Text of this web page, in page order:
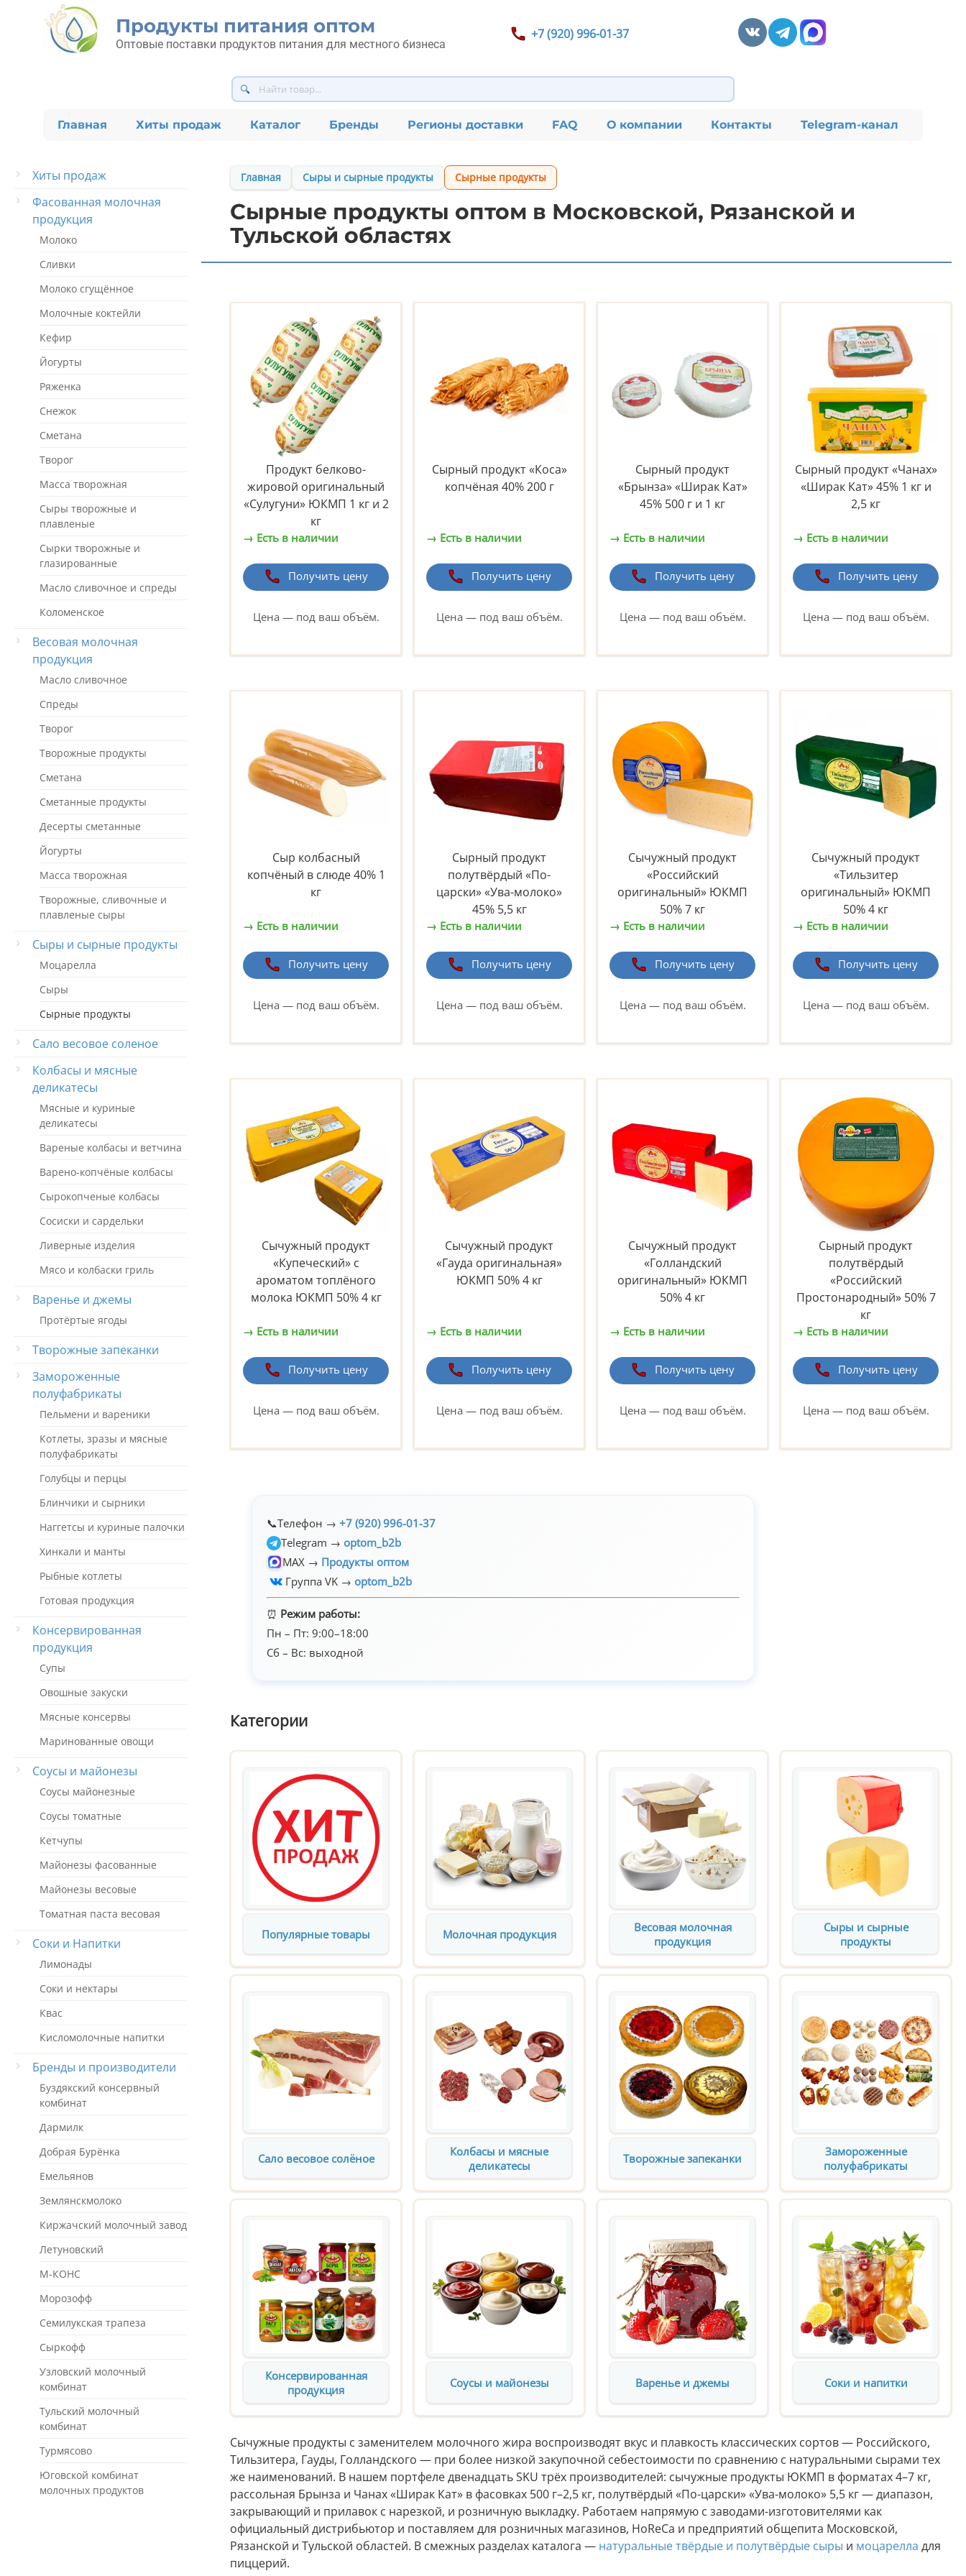
Продукты питания оптом
Оптовые поставки продуктов питания для местного бизнеса
+7 (920) 996-01-37
🔍
Главная Хиты продаж Каталог Бренды Регионы доставки FAQ О компании Контакты Telegram-канал
Главная Сыры и сырные продукты Сырные продукты
Сырные продукты оптом в Московской, Рязанской и
Тульской областях
Продукт белково-
жировой оригинальный
«Сулугуни» ЮКМП 1 кг и 2
кг
→ Есть в наличии
Получить цену
Цена — под ваш объём.
Сырный продукт «Коса»
копчёная 40% 200 г
→ Есть в наличии
Получить цену
Цена — под ваш объём.
Сырный продукт
«Брынза» «Ширак Кат»
45% 500 г и 1 кг
→ Есть в наличии
Получить цену
Цена — под ваш объём.
Сырный продукт «Чанах»
«Ширак Кат» 45% 1 кг и
2,5 кг
→ Есть в наличии
Получить цену
Цена — под ваш объём.
Сыр колбасный
копчёный в слюде 40% 1
кг
→ Есть в наличии
Получить цену
Цена — под ваш объём.
Сырный продукт
полутвёрдый «По-
царски» «Ува-молоко»
45% 5,5 кг
→ Есть в наличии
Получить цену
Цена — под ваш объём.
Сычужный продукт
«Российский
оригинальный» ЮКМП
50% 7 кг
→ Есть в наличии
Получить цену
Цена — под ваш объём.
Сычужный продукт
«Тильзитер
оригинальный» ЮКМП
50% 4 кг
→ Есть в наличии
Получить цену
Цена — под ваш объём.
Сычужный продукт
«Купеческий» с
ароматом топлёного
молока ЮКМП 50% 4 кг
→ Есть в наличии
Получить цену
Цена — под ваш объём.
Сычужный продукт
«Гауда оригинальная»
ЮКМП 50% 4 кг
→ Есть в наличии
Получить цену
Цена — под ваш объём.
Сычужный продукт
«Голландский
оригинальный» ЮКМП
50% 4 кг
→ Есть в наличии
Получить цену
Цена — под ваш объём.
Сырный продукт
полутвёрдый
«Российский
Простонародный» 50% 7
кг
→ Есть в наличии
Получить цену
Цена — под ваш объём.
📞Телефон → +7 (920) 996-01-37
Telegram → optom_b2b
MAX → Продукты оптом
Группа VK → optom_b2b
⏰ Режим работы:
Пн – Пт: 9:00–18:00
Сб – Вс: выходной
Категории
Популярные товары Молочная продукция
Весовая молочная
продукция
Сыры и сырные
продукты
Сало весовое солёное
Колбасы и мясные
деликатесы
Творожные запеканки
Замороженные
полуфабрикаты
Консервированная
продукция
Соусы и майонезы Варенье и джемы Соки и напитки
Сычужные продукты с заменителем молочного жира воспроизводят вкус и плавкость классических сортов — Российского,
Тильзитера, Гауды, Голландского — при более низкой закупочной себестоимости по сравнению с натуральными сырами тех
же наименований. В нашем портфеле двенадцать SKU трёх производителей: сычужные продукты ЮКМП в форматах 4–7 кг,
рассольная Брынза и Чанах «Ширак Кат» в фасовках 500 г–2,5 кг, полутвёрдый «По-царски» «Ува-молоко» 5,5 кг — диапазон,
закрывающий и прилавок с нарезкой, и розничную выкладку. Работаем напрямую с заводами-изготовителями как
официальный дистрибьютор и поставляем для розничных магазинов, HoReCa и предприятий общепита Московской,
Рязанской и Тульской областей. В смежных разделах каталога — натуральные твёрдые и полутвёрдые сыры и моцарелла для
пиццерий.
Хиты продаж
Фасованная молочная
продукция
Молоко
Сливки
Молоко сгущённое
Молочные коктейли
Кефир
Йогурты
Ряженка
Снежок
Сметана
Творог
Масса творожная
Сыры творожные и
плавленые
Сырки творожные и
глазированные
Масло сливочное и спреды
Коломенское
Весовая молочная
продукция
Масло сливочное
Спреды
Творог
Творожные продукты
Сметана
Сметанные продукты
Десерты сметанные
Йогурты
Масса творожная
Творожные, сливочные и
плавленые сыры
Сыры и сырные продукты
Моцарелла
Сыры
Сырные продукты
Сало весовое соленое
Колбасы и мясные
деликатесы
Мясные и куриные
деликатесы
Вареные колбасы и ветчина
Варено-копчёные колбасы
Сырокопченые колбасы
Сосиски и сардельки
Ливерные изделия
Мясо и колбаски гриль
Варенье и джемы
Протёртые ягоды
Творожные запеканки
Замороженные
полуфабрикаты
Пельмени и вареники
Котлеты, зразы и мясные
полуфабрикаты
Голубцы и перцы
Блинчики и сырники
Наггетсы и куриные палочки
Хинкали и манты
Рыбные котлеты
Готовая продукция
Консервированная
продукция
Супы
Овошные закуски
Мясные консервы
Маринованные овощи
Соусы и майонезы
Соусы майонезные
Соусы томатные
Кетчупы
Майонезы фасованные
Майонезы весовые
Томатная паста весовая
Соки и Напитки
Лимонады
Соки и нектары
Квас
Кисломолочные напитки
Бренды и производители
Буздякский консервный
комбинат
Дармилк
Добрая Бурёнка
Емельянов
Землянскмолоко
Киржачский молочный завод
Летуновский
М-КОНС
Морозофф
Семилукская трапеза
Сыркофф
Узловский молочный
комбинат
Тульский молочный
комбинат
Турмясово
Юговской комбинат
молочных продуктов